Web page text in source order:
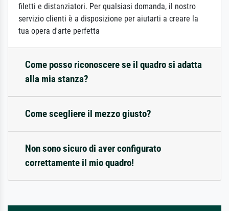
filetti e distanziatori. Per qualsiasi domanda, il nostro
servizio clienti è a disposizione per aiutarti a creare la
tua opera d'arte perfetta
Come posso riconoscere se il quadro si adatta
alla mia stanza?
Come scegliere il mezzo giusto?
Non sono sicuro di aver configurato
correttamente il mio quadro!